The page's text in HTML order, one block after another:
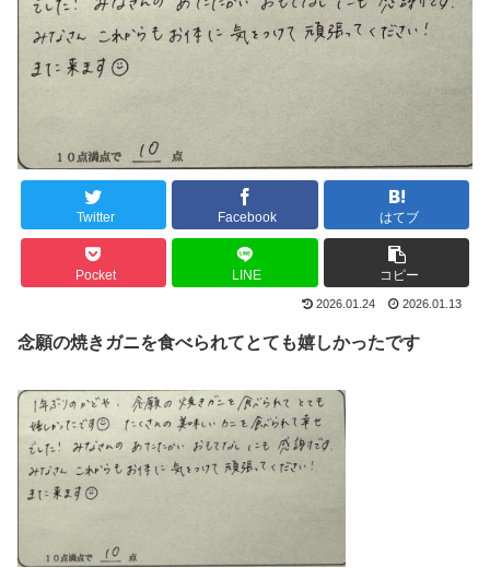
Twitter Facebook はてブ
Pocket LINE コピー
2026.01.24 2026.01.13
念願の焼きガニを食べられてとても嬉しかったです